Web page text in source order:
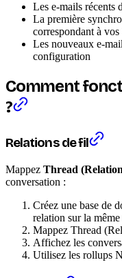
Les e-mails récents
La première
correspondant à
Les nouveaux e-
configuration
Comment
?
Relations de fil
Mappez Thread
conversation :
Créez une base de
relation sur la
Mappez Thread
Affichez les
Utilisez les rollups